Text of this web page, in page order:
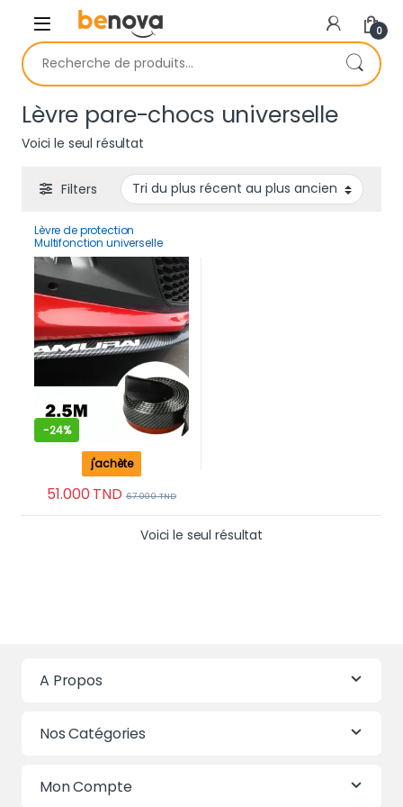
Skip to navigation
Skip to content
0
Recherche pour :
Lèvre pare-chocs universelle
Voici le seul résultat
Filters
Lèvre de protection
Multifonction universelle
2.5M en fibre de carbone
Samurai pour voiture
-24%
51.000TND 67.000TND
j'achète
Voici le seul résultat
A Propos
Nos Catégories
Mon Compte